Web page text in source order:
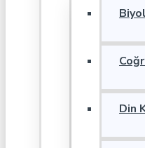
Din